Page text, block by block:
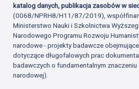
katalog danych, publikacja zasobów w
(0068/NPRH8/H11/87/2019),
Ministerstwo Nauki i Szkolnictwa
Narodowego Programu Rozwoju
narodowe - projekty badawcze
dotyczące długofalowych prac
badawczych o fundamentalnym
narodowej).